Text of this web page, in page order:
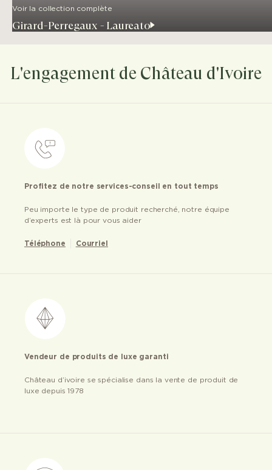
Voir la collection complète
Girard-Perregaux - Laureato
L'engagement de Château d'Ivoire
Profitez de notre services-conseil en tout temps
Peu importe le type de produit recherché, notre équipe
d’experts est là pour vous aider
Téléphone Courriel
Vendeur de produits de luxe garanti
Château d’ivoire se spécialise dans la vente de produit de
luxe depuis 1978